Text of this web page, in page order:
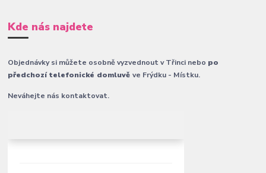
Kde nás najdete
Objednávky si můžete osobně vyzvednout v Třinci nebo po
předchozí telefonické domluvěve Frýdku - Místku.
Neváhejte nás kontaktovat.